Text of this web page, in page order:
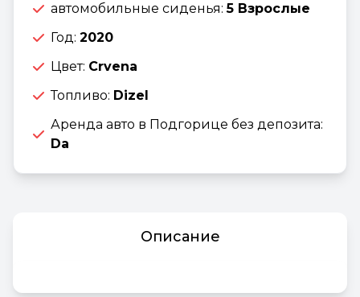
автомобильные сиденья:5 Взрослые
Год: 2020
Цвет: Crvena
Топливо: Dizel
Аренда авто в Подгорице без депозита:
Da
Описание